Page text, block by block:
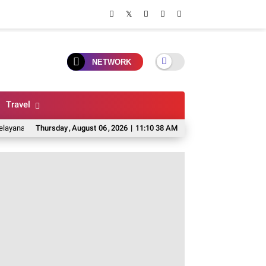
NETWORK
Travel
Thursday,August 06,2026 | 11:10 39 AM
5 Pilihan Rice Bowl Di Malang Untuk Makan Siang, Lauknya